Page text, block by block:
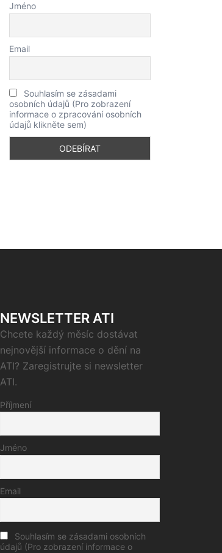
Jméno
Email
Souhlasím se zásadami
osobních údajů (Pro zobrazení
informace o zpracování osobních
údajů klikněte sem)
NEWSLETTER ATI
Chcete každý měsíc dostávat
nejnovější informace o dění na
ATI? Zaregistrujte si newsletter
ATI.
Příjmení
Jméno
Email
Souhlasím se zásadami osobních
údajů (Pro zobrazení informace o